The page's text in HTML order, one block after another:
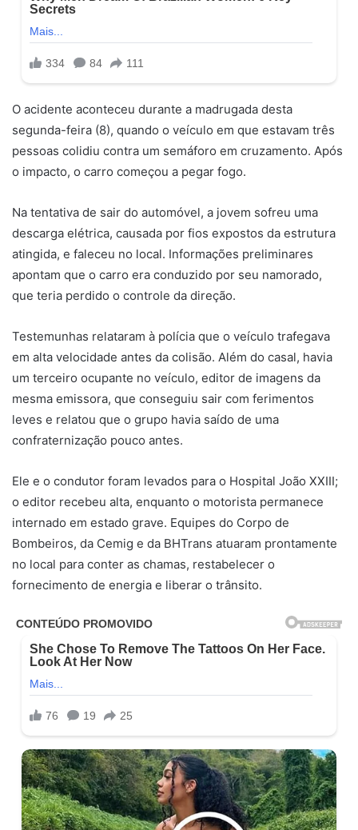
O acidente aconteceu durante a madrugada desta
segunda-feira (8), quando o veículo em que estavam três
pessoas colidiu contra um semáforo em cruzamento. Após
o impacto, o carro começou a pegar fogo.
Na tentativa de sair do automóvel, a jovem sofreu uma
descarga elétrica, causada por fios expostos da estrutura
atingida, e faleceu no local. Informações preliminares
apontam que o carro era conduzido por seu namorado,
que teria perdido o controle da direção.
Testemunhas relataram à polícia que o veículo trafegava
em alta velocidade antes da colisão. Além do casal, havia
um terceiro ocupante no veículo, editor de imagens da
mesma emissora, que conseguiu sair com ferimentos
leves e relatou que o grupo havia saído de uma
confraternização pouco antes.
Ele e o condutor foram levados para o Hospital João XXIII;
o editor recebeu alta, enquanto o motorista permanece
internado em estado grave. Equipes do Corpo de
Bombeiros, da Cemig e da BHTrans atuaram prontamente
no local para conter as chamas, restabelecer o
fornecimento de energia e liberar o trânsito.